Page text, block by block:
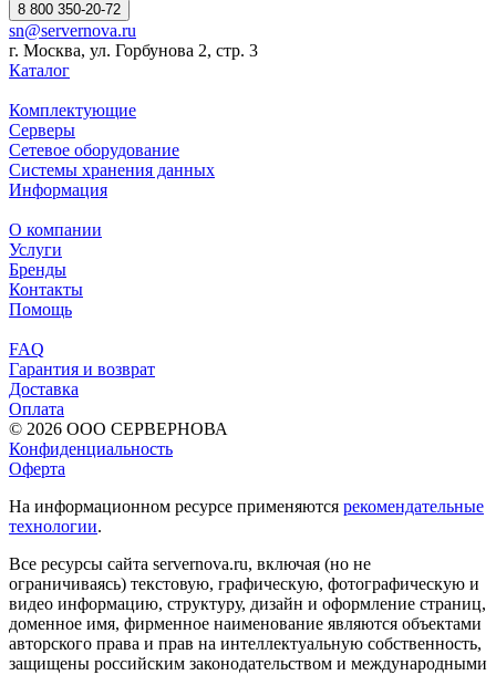
8 800 350-20-72
sn@servernova.ru
г. Москва, ул. Горбунова 2, стр. 3
Каталог
Комплектующие
Серверы
Сетевое оборудование
Системы хранения данных
Информация
О компании
Услуги
Бренды
Контакты
Помощь
FAQ
Гарантия и возврат
Доставка
Оплата
© 2026 ООО СЕРВЕРНОВА
Конфиденциальность
Оферта
На информационном ресурсе применяются рекомендательные
технологии.
Все ресурсы сайта servernova.ru, включая (но не
ограничиваясь) текстовую, графическую, фотографическую и
видео информацию, структуру, дизайн и оформление страниц,
доменное имя, фирменное наименование являются объектами
авторского права и прав на интеллектуальную собственность,
защищены российским законодательством и международными